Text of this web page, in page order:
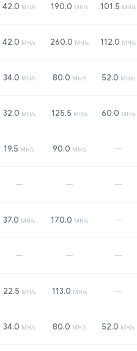
42.0 MH/s 190.0 MH/s 101.5 MH/s
42.0 MH/s 260.0 MH/s 112.0 MH/s
34.0 MH/s 80.0 MH/s 52.0 MH/s
32.0 MH/s 125.5 MH/s 60.0 MH/s
19.5 MH/s 90.0 MH/s —
— — —
37.0 MH/s 170.0 MH/s —
— — —
22.5 MH/s 113.0 MH/s —
34.0 MH/s 80.0 MH/s 52.0 MH/s